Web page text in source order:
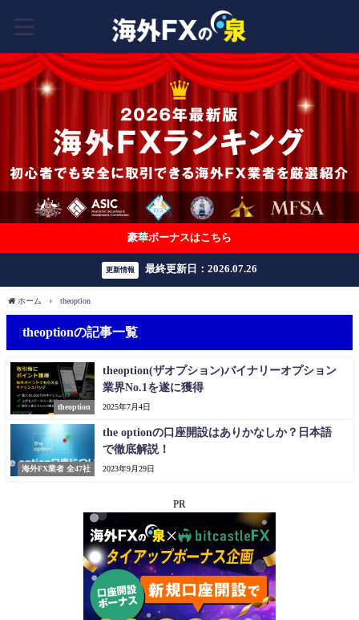
豪華ボーナスはこちら
更新情報 最終更新日：2026.07.26
ホーム theoption
theoptionの記事一覧
theoption
theoption(ザオプション)バイナリーオプション
業界No.1を遂に獲得
2025年7月4日
海外FX業者 全47社
the optionの口座開設はありかなしか？日本語
で徹底解説！
2023年9月29日
PR